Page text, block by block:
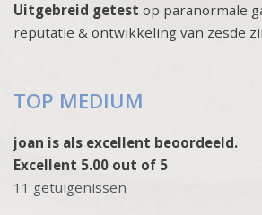
Uitgebreid getest op paranormale
reputatie & ontwikkeling van zesde
TOP MEDIUM
joan is als excellent beoordeeld.
Excellent 5.00 out of 5
11 getuigenissen